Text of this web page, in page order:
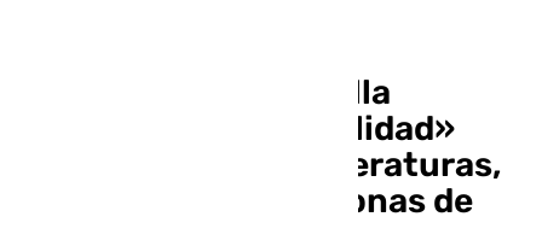
Los cocheros de Sevilla
trabajan con «normalidad»
pese a las altas temperaturas,
pero reclaman más zonas de